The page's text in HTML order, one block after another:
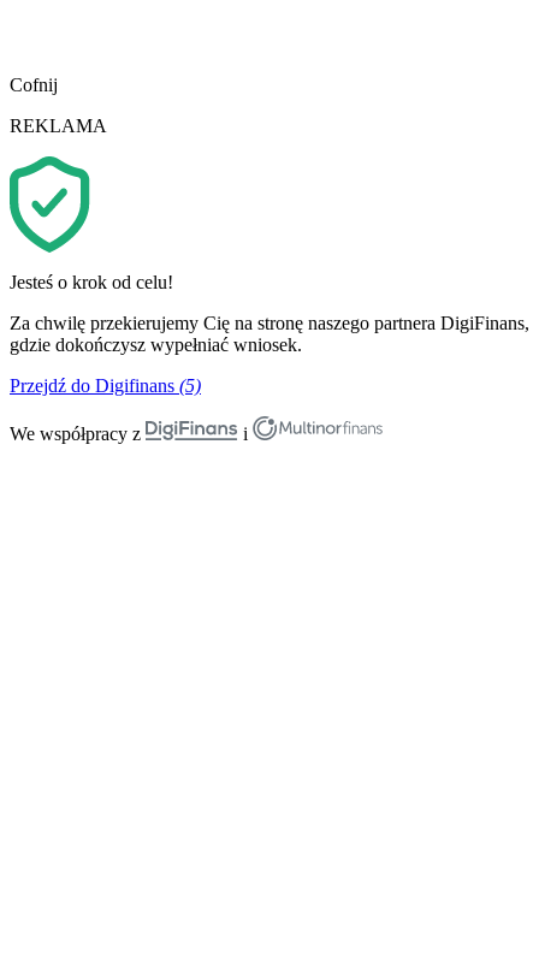
Cofnij
REKLAMA
Jesteś o krok od celu!
Za chwilę przekierujemy Cię na stronę naszego partnera DigiFinans,
gdzie dokończysz wypełniać wniosek.
Przejdź do Digifinans (5)
We współpracy z i